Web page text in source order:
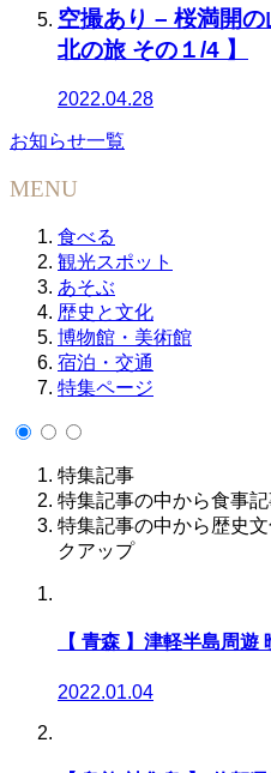
空撮あり – 桜満開
北の旅 その１/4 】
2022.04.28
お知らせ一覧
MENU
食べる
観光スポット
あそぶ
歴史と文化
博物館・美術館
宿泊・交通
特集ページ
特集記事
特集記事の中から食事
特集記事の中から歴史
クアップ
【 青森 】津軽半島周
2022.01.04